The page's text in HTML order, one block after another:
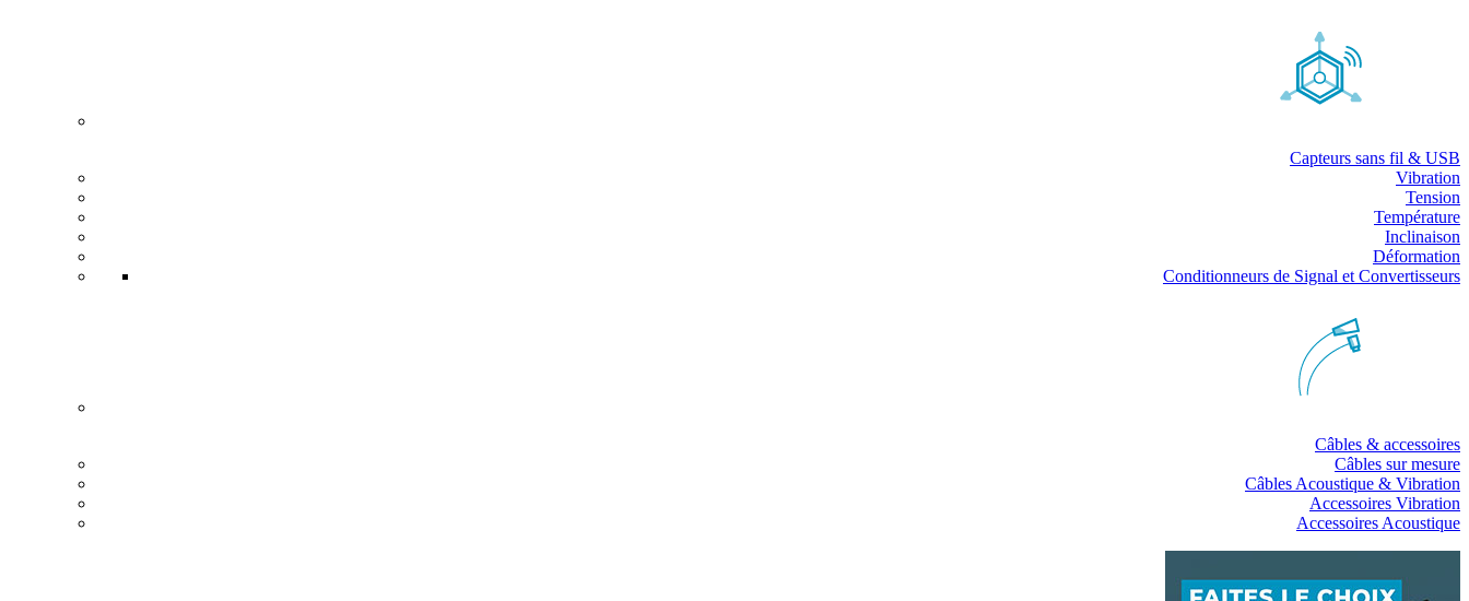
Capteurs sans fil & USB
Vibration
Tension
Température
Inclinaison
Déformation
Conditionneurs de Signal et Convertisseurs
Câbles & accessoires
Câbles sur mesure
Câbles Acoustique & Vibration
Accessoires Vibration
Accessoires Acoustique